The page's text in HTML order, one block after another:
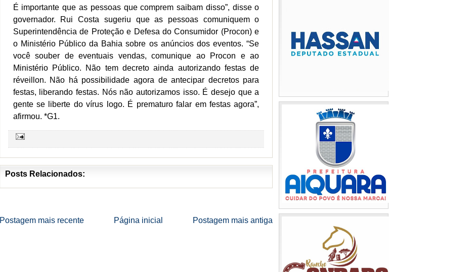
É importante que as pessoas que comprem saibam disso”, disse o
governador. Rui Costa sugeriu que as pessoas comuniquem o
Superintendência de Proteção e Defesa do Consumidor (Procon) e
o Ministério Público da Bahia sobre os anúncios dos eventos. “Se
você souber de eventuais vendas, comunique ao Procon e ao
Ministério Público. Não tem decreto ainda autorizando festas de
réveillon. Não há possibilidade agora de antecipar decretos para
festas, liberando festas. Nós não autorizamos isso. É desejo que a
gente se liberte do vírus logo. É prematuro falar em festas agora”,
afirmou. *G1.
Posts Relacionados:
Postagem mais recente Postagem mais antiga
Página inicial